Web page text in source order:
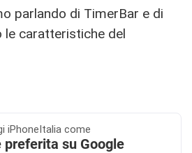
parlando di TimerBar e di
le caratteristiche del
iPhoneItalia come
preferita su Google